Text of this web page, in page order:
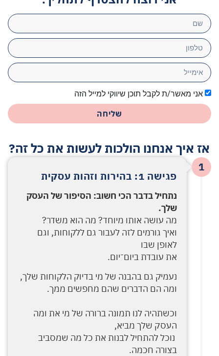
אני מאשר/ת לקבל תוכן שיווקי למייל הזה
שליחה
אז איך אנחנו הולכות לעשות את כל זה?
פגישה 1: בהירות וזהות עסקית
נתחיל בדבר הכי חשוב: הסיפור של העסק
שלך.
מה עושה אותו מיוחד? מה הוא משדר?
ואיך גורמים לזה לעבור גם ללקוחות, וגם
לאופן שבו
את עובדת ביום־יום.
נעמיק גם בהבנה של מי בדיוק הלקוחות שלך,
ומה הם הדברים שהם מחפשים ממך.
וכשתהיה לנו תמונה ברורה של מי את ומה
העסק שלך מביא,
נוכל להתחיל לבנות את כל מה שמסביב
בצורה חכמה.
1